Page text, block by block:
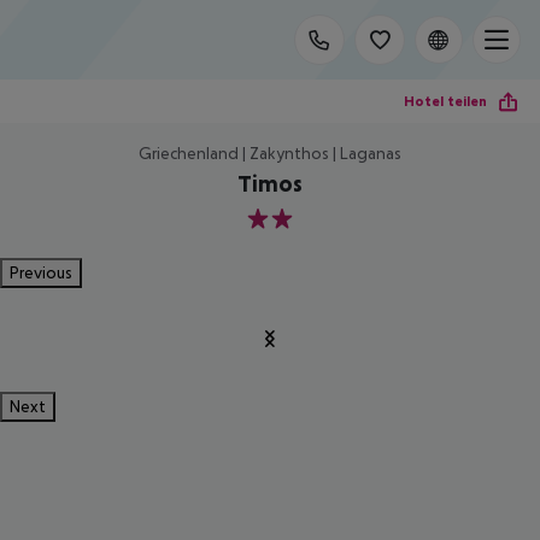
Hotel teilen
Griechenland | Zakynthos | Laganas
Timos
2
Previous
Next